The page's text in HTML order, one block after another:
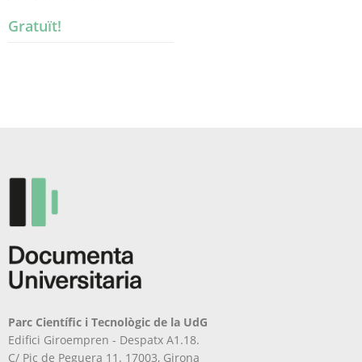
Gratuït!
Parc Científic i Tecnològic de la UdG
Edifici Giroempren - Despatx A1.18.
C/ Pic de Peguera 11. 17003, Girona